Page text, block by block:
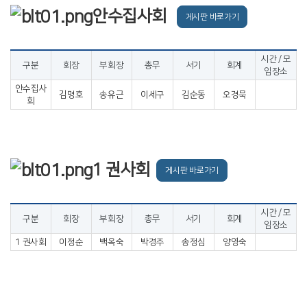
안수집사회 게시판 바로가기
구분 회장 부회장 총무 서기 회계
시간 / 모
임장소
안수집사
회
김명호 송유근 이세구 김순동 오경묵
1 권사회 게시판 바로가기
구분 회장 부회장 총무 서기 회계
시간 / 모
임장소
1 권사회
이정순 백옥숙 박경주 송정심 양영숙